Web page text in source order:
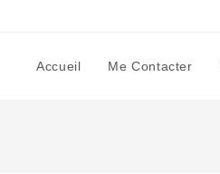
Accueil Me Contacter